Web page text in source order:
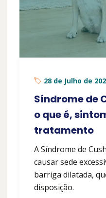
28 de Julho de
Síndrome de
o que é,
tratamento
A Síndrome de
causar sede
barriga dilatada,
disposição.